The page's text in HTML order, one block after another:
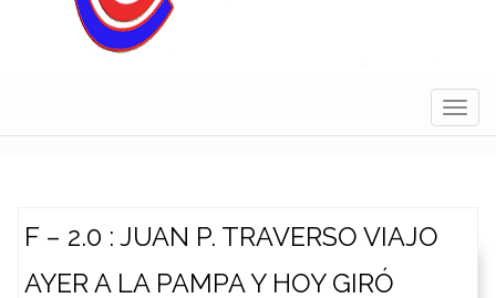
F – 2.0 : JUAN P. TRAVERSO VIAJO
AYER A LA PAMPA Y HOY GIRÓ